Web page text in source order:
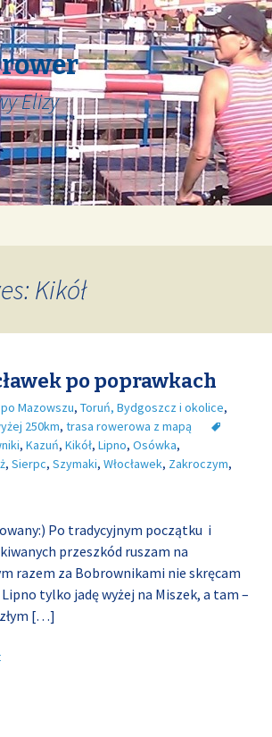
Elizy
Kikół
po poprawkach
po Mazowszu, Toruń, Bydgoszcz i okolice,
250km, trasa rowerowa z mapą
, Kazuń, Kikół, Lipno, Osówka,
, Sierpc, Szymaki, Włocławek, Zakroczym,
Po tradycyjnym początku i
przeszkód ruszam na
razem za Bobrownikami nie skręcam
tylko jadę wyżej na Miszek, a tam –
[…]